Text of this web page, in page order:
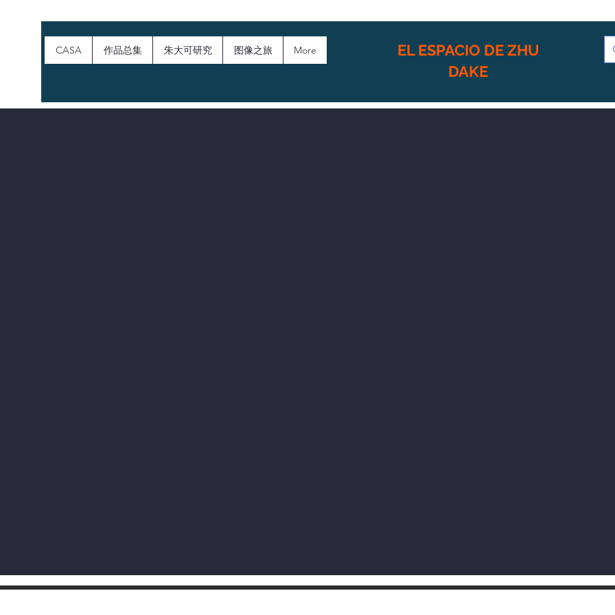
CASA 作品总集 朱大可研究 图像之旅 More
EL ESPACIO DE ZHU
DAKE